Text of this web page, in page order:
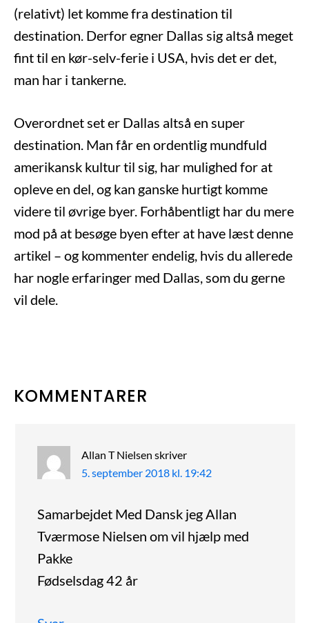
(relativt) let komme fra destination til
destination. Derfor egner Dallas sig altså meget
fint til en kør-selv-ferie i USA, hvis det er det,
man har i tankerne.
Overordnet set er Dallas altså en super
destination. Man får en ordentlig mundfuld
amerikansk kultur til sig, har mulighed for at
opleve en del, og kan ganske hurtigt komme
videre til øvrige byer. Forhåbentligt har du mere
mod på at besøge byen efter at have læst denne
artikel – og kommenter endelig, hvis du allerede
har nogle erfaringer med Dallas, som du gerne
vil dele.
LÆSERINTERAKTIONER
KOMMENTARER
Allan T Nielsen skriver
5. september 2018 kl. 19:42
Samarbejdet Med Dansk jeg Allan
Tværmose Nielsen om vil hjælp med
Pakke
Fødselsdag 42 år